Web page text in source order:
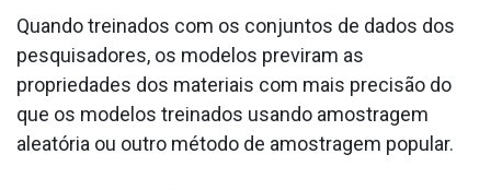
Quando treinados com os conjuntos de dados dos
pesquisadores, os modelos previram as
propriedades dos materiais com mais precisão do
que os modelos treinados usando amostragem
aleatória ou outro método de amostragem popular.